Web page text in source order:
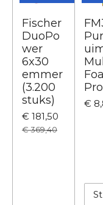
Fischer
DuoPo
wer
6x30
emmer
(3.200
stuks)
€ 181,50
€ 369,40
Pro
€